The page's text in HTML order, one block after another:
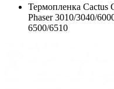
Термопленка
Phaser 3010/­3040/­
6500/­6510